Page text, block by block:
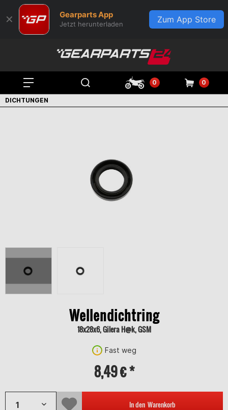
✕ Gearparts App
Jetzt herunterladen Zum App Store
0 0
DICHTUNGEN
Wellendichtring
18x28x6, Gilera H@k, GSM
Fast weg
8,49 € *
In den Warenkorb